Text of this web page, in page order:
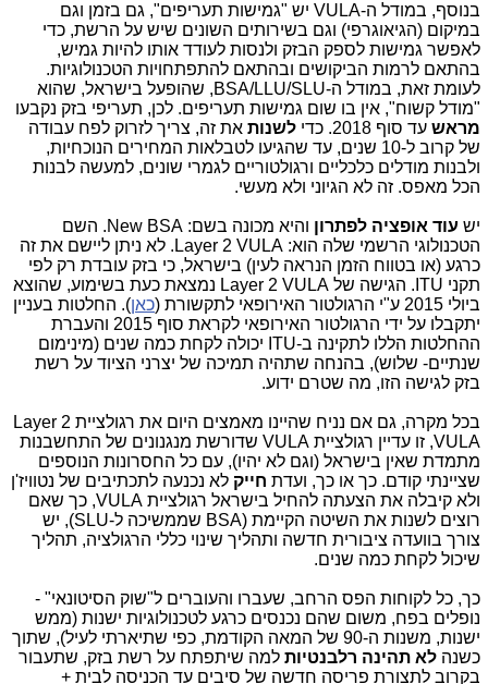
בנוסף,
במודל ה-VULA יש "גמישות תעריפים", גם בזמן וגם
במיקום (הגיאוגרפי) וגם בשירותים השונים שיש על הרשת, כדי
לאפשר גמישות לספק הבזק ולנסות לעודד אותו להיות גמיש,
בהתאם לרמות הביקושים ובהתאם להתפתחויות הטכנולוגיות.
לעומת זאת, במודל ה-BSA/LLU/SLU, שהופעל בישראל, שהוא
"מודל קשוח", אין בו שום גמישות תעריפים. לכן, תעריפי בזק נקבעו
מראש עד סוף 2018. כדי לשנות את זה, צריך לזרוק לפח עבודה
של קרוב ל-10 שנים, עד שהגיעו לטבלאות המחירים הנוכחיות,
ולבנות מודלים כלכליים ורגולטוריים לגמרי שונים, למעשה לבנות
הכל מאפס. זה לא הגיוני ולא מעשי.
יש עוד אופציה לפתרון
והיא מכונה בשם: New BSA. השם
הטכנולוגי הרשמי שלה הוא: Layer 2 VULA. לא ניתן ליישם את זה
כרגע (או בטווח הזמן הנראה לעין) בישראל, כי בזק עובדת רק לפי
תקני ITU. הגישה של Layer 2 VULA נמצאת כעת בשימוע, שהוצא
ביולי 2015 ע"י הרגולטור האירופאי לתקשורת (
כאן). החלטות בעניין
יתקבלו על ידי הרגולטור האירופאי לקראת סוף 2015 והעברת
ההחלטות הללו לתקינה ב-ITU יכולה לקחת כמה שנים (מינימום
שנתיים- שלוש), בהנחה שתהיה תמיכה של יצרני הציוד על רשת
בזק לגישה הזו, מה שטרם ידוע.
בכל מקרה, גם אם נניח שהיינו מאמצים היום את רגולציית Layer 2
VULA, זו עדיין רגולציית VULA שדורשת מנגנונים של התחשבנות
מתמדת שאין בישראל (וגם לא יהיו), עם כל החסרונות הנוספים
שציינתי קודם. כך או כך, ועדת חייק לא נכנעה לתכתיבים של נטוויז'ן
ולא קיבלה את הצעתה להחיל בישראל רגולציית VULA, כך שאם
רוצים לשנות את השיטה הקיימת (BSA שממשיכה ל-SLU), יש
צורך בוועדה ציבורית חדשה ותהליך שינוי כללי הרגולציה, תהליך
שיכול לקחת כמה שנים.
כך, כל לקוחות הפס הרחב, שעברו והעוברים ל"שוק הסיטונאי" -
נופלים בפח, משום שהם נכנסים כרגע לטכנולוגיות ישנות (ממש
ישנות, משנות ה-90 של המאה הקודמת, כפי שתיארתי לעיל), שתוך
כשנה לא תהינה רלבנטיות למה שיתפתח על רשת בזק, שתעבור
בקרוב לתצורת פריסה חדשה של סיבים עד הכניסה לבית +